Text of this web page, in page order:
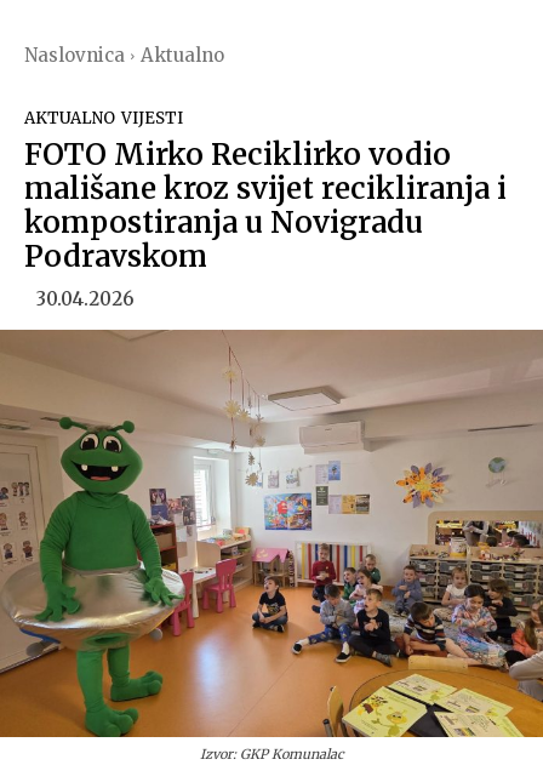
Naslovnica Aktualno
AKTUALNO VIJESTI
FOTO Mirko Reciklirko vodio
mališane kroz svijet recikliranja i
kompostiranja u Novigradu
Podravskom
30.04.2026
Izvor: GKP Komunalac